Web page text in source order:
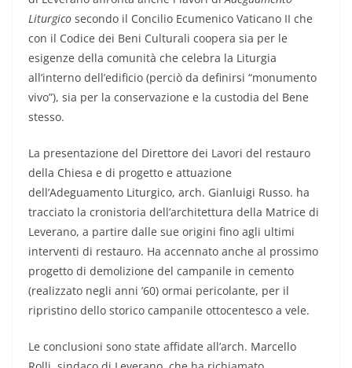
Liturgico secondo il Concilio Ecumenico Vaticano II che
con il Codice dei Beni Culturali coopera sia per le
esigenze della comunità che celebra la Liturgia
all’interno dell’edificio (perciò da definirsi “monumento
vivo”), sia per la conservazione e la custodia del Bene
stesso.
La presentazione del Direttore dei Lavori del restauro
della Chiesa e di progetto e attuazione
dell’Adeguamento Liturgico, arch. Gianluigi Russo. ha
tracciato la cronistoria dell’architettura della Matrice di
Leverano, a partire dalle sue origini fino agli ultimi
interventi di restauro. Ha accennato anche al prossimo
progetto di demolizione del campanile in cemento
(realizzato negli anni ’60) ormai pericolante, per il
ripristino dello storico campanile ottocentesco a vele.
Le conclusioni sono state affidate all’arch. Marcello